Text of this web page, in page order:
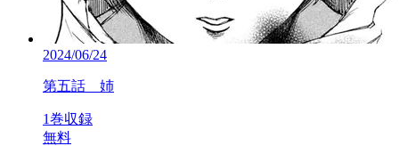
2024/06/24
第五話 姉
1巻収録
無料